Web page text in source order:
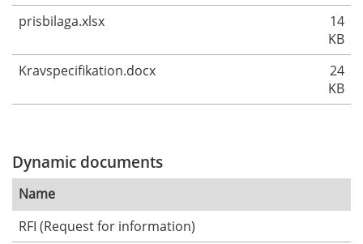
prisbilaga.xlsx
14
KB
Kravspecifikation.docx
24
KB
Dynamic documents
Name
RFI (Request for information)